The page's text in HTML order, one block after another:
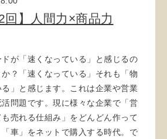
回】人間力×商品力
が「速くなっている」と感じるの
？「速くなっている」それも「物
」と感じます。これは企業や営業
問題です。現に様々な企業で「営
売れる仕組み」をどんどん作って
車」をネットで購入する時代。で